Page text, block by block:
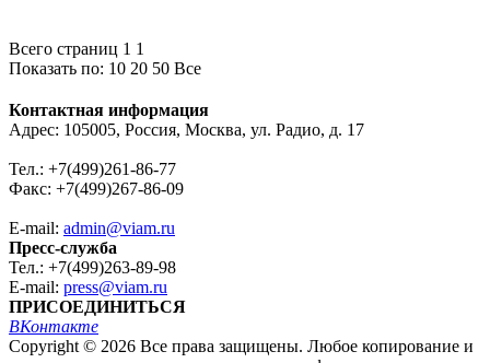
Всего страниц 1 1
Показать по: 10 20 50 Все
Контактная информация
Адрес: 105005, Россия, Москва, ул. Радио, д. 17
Тел.: +7(499)261-86-77
Факс: +7(499)267-86-09
E-mail: admin@viam.ru
Пресс-служба
Тел.: +7(499)263-89-98
E-mail: press@viam.ru
ПРИСОЕДИНИТЬСЯ
ВКонтакте
Copyright © 2026 Все права защищены. Любое копирование и